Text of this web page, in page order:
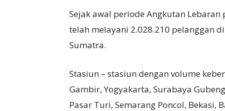
Sejak awal periode Angkutan Lebaran
telah melayani 2.028.210 pelanggan
Sumatra.
Stasiun – stasiun dengan volume
Gambir, Yogyakarta, Surabaya
Pasar Turi, Semarang Poncol, Bekasi,